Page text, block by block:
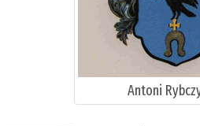
Antoni